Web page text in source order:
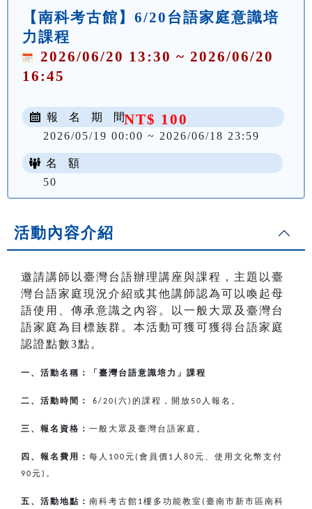
【南科考古館】6/20台語家庭意識培
力課程
2026/06/20 13:30 ~ 2026/06/20
16:45
NT$ 100
報 名 期 間
2026/05/19 00:00 ~ 2026/06/18 23:59
名 額
50
活動內容介紹
邀請講師以臺灣台語辦理講座與課程，主題以臺
灣台語家庭現況介紹或其他講師認為可以喚起母
語使用、傳承意識之內容。以一般大眾及臺灣台
語家庭為目標族群。本活動可獲可獲得台語家庭
認證點數3點。
一、活動名稱：「臺灣台語意識培力」課程
二、活動時間： 6/20( 六 ) 的課程，開放50 人報名。
三、報名資格： 一般大眾及臺灣台語家庭。
四、報名費用： 每人 100元( 會員價 1 人 80元、使用文化幣支付
90元 ) 。
五、活動地點： 南科考古館 1樓多功能教室( 臺南市新市區南科